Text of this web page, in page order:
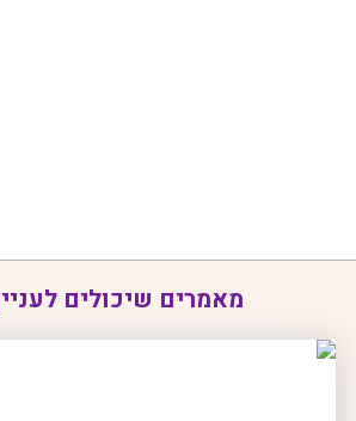
מאמרים שיכולים